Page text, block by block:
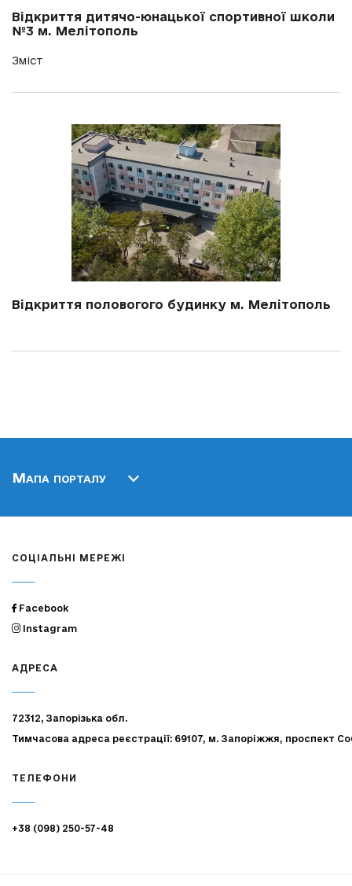
Відкриття дитячо-юнацької спортивної школи
№3 м. Мелітополь
Зміст
Відкриття половогого будинку м. Мелітополь
Мапа порталу
СОЦІАЛЬНІ МЕРЕЖІ
Facebook
Instagram
АДРЕСА
72312, Запорізька обл.
Тимчасова адреса реєстрації: 69107, м. Запоріжжя, проспект
ТЕЛЕФОНИ
+38 (098) 250-57-48